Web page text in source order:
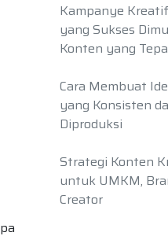
Kampanye
yang Sukses
Konten yang
Cara Membuat
yang Konsisten
Diproduksi
Strategi Konten
untuk UMKM,
Creator